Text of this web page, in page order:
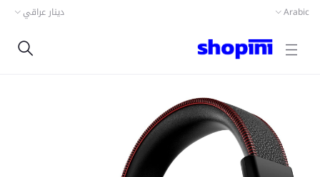
Arabic دينار عراقي